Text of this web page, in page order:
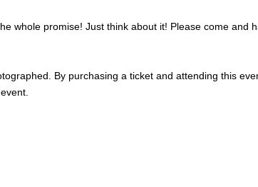
whole promise! Just think about it! Please come and
By purchasing a ticket and attending this